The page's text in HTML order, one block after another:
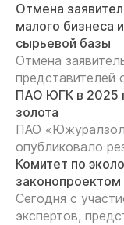
Отмена
малого бизнеса
сырьевой базы
Отмена
представителей
ПАО ЮГК в 2025
золота
ПАО
опубликовало
Комитет по
Сегодня с
экспертов,